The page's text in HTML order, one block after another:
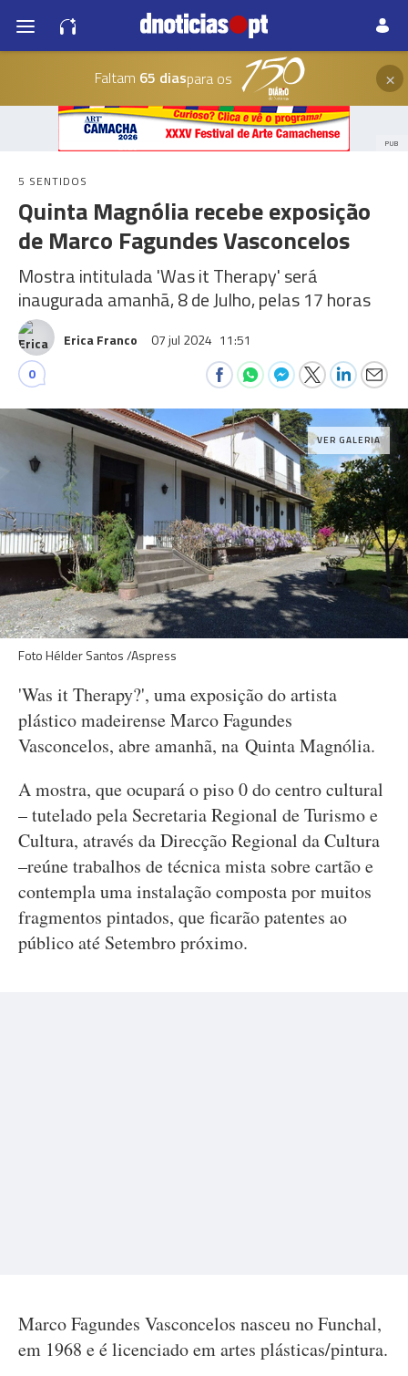
Faltam 65 diaspara os ×
PUB
5 SENTIDOS
Quinta Magnólia recebe exposição
de Marco Fagundes Vasconcelos
Mostra intitulada 'Was it Therapy' será
inaugurada amanhã, 8 de Julho, pelas 17 horas
Erica Franco 07 jul 2024 11:51
0
VER GALERIA
Foto Hélder Santos /Aspress
'Was it Therapy?', uma exposição do artista
plástico madeirense Marco Fagundes
Vasconcelos, abre amanhã, na Quinta Magnólia.
A mostra, que ocupará o piso 0 do centro cultural
– tutelado pela Secretaria Regional de Turismo e
Cultura, através da Direcção Regional da Cultura
–reúne trabalhos de técnica mista sobre cartão e
contempla uma instalação composta por muitos
fragmentos pintados, que ficarão patentes ao
público até Setembro próximo.
Marco Fagundes Vasconcelos nasceu no Funchal,
em 1968 e é licenciado em artes plásticas/pintura.